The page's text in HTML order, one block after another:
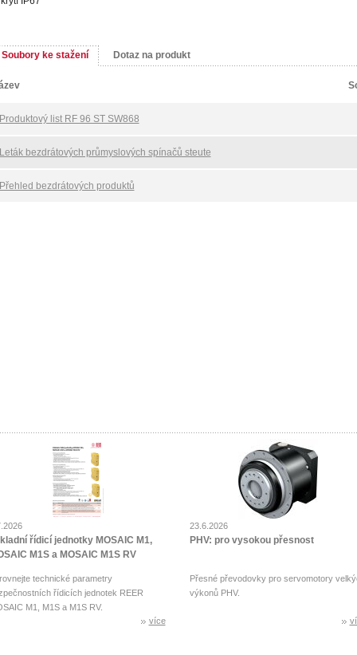
Soubory ke stažení Dotaz na produkt
list RF 96 ST SW868
bezdrátových průmyslových spínačů steute
bezdrátových produktů
řídicí jednotky MOSAIC M1,
M1S a MOSAIC M1S RV
technické parametry
řídicích jednotek REER
M1, M1S a M1S RV.
více
23.6.2026
PHV: pro vysokou přesnost
Přesné převodovky pro servomotory
výkonů PHV.